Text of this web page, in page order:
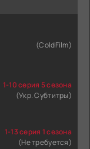
(ColdFilm)
1-10 серия 5 сезона
(Укр. Субтитры)
1-13 серия 1 сезона
(Не требуется)